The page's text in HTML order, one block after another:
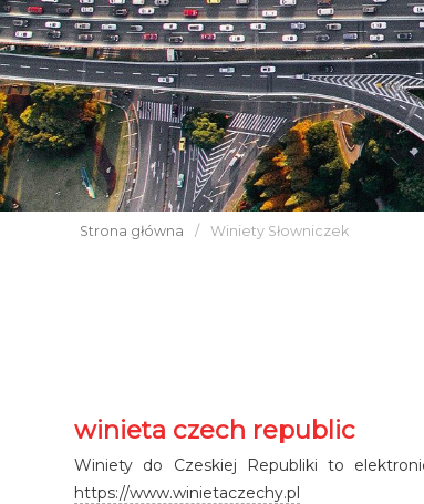
Strona główna / Winiety Słowniczek
winieta czech republic
Winiety do Czeskiej Republiki to
https://www.winietaczechy.pl